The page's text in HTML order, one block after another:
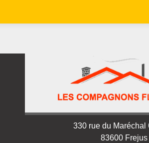
330 rue du Maréchal
83600 Frejus